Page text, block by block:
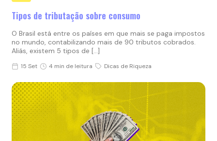
Tipos de tributação sobre consumo
O Brasil está entre os países em que mais se paga impostos
no mundo, contabilizando mais de 90 tributos cobrados.
Aliás, existem 5 tipos de […]
15 Set 4 min de leitura Dicas de Riqueza